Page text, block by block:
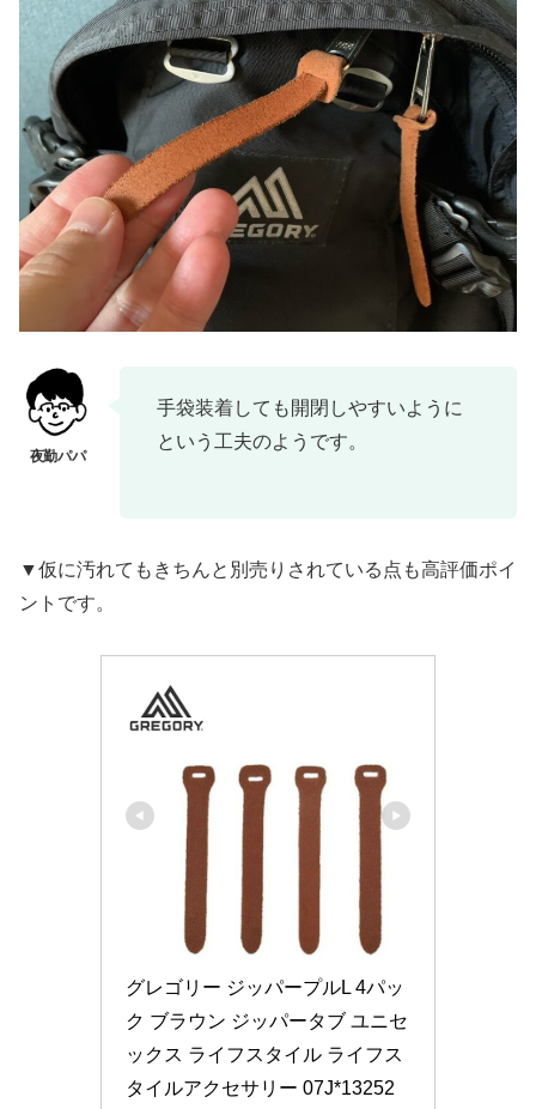
手袋装着しても開閉しやすいように
という工夫のようです。
▼仮に汚れてもきちんと別売りされている点も高評価ポイ
ントです。
グレゴリー ジッパープルL 4パッ
ク ブラウン ジッパータブ ユニセ
ックス ライフスタイル ライフス
タイルアクセサリー 07J*13252